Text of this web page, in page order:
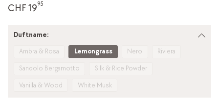
CHF 1995
Duftname:
Ambra & Rosa Lemongrass Nero Riviera
Sandolo Bergamotto Silk & Rice Powder
Vanilla & Wood White Musk